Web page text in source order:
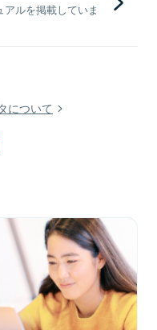
ルを掲載していま
について